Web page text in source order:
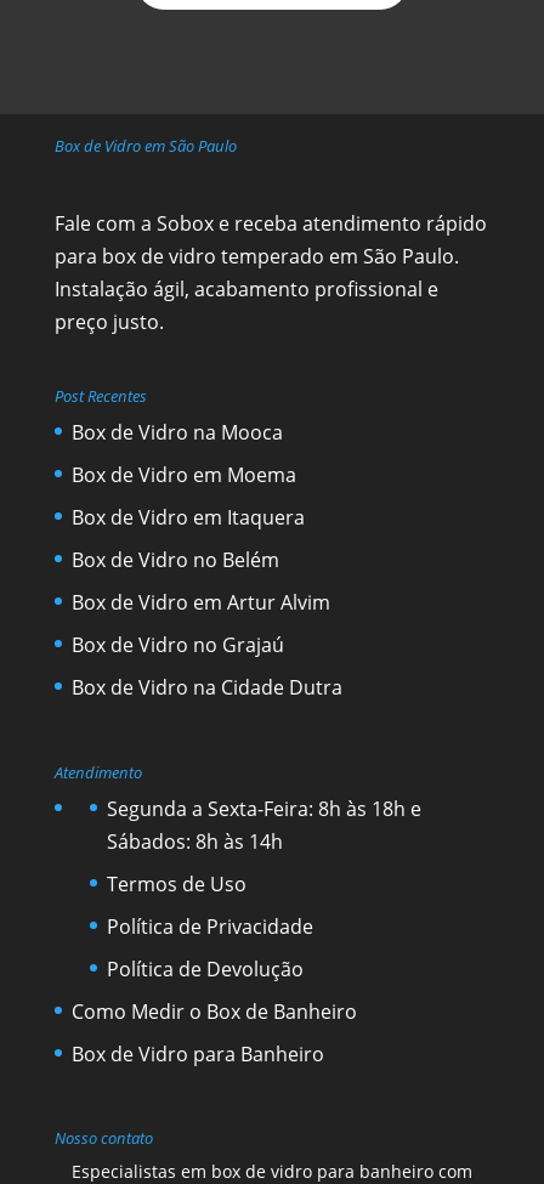
Box de Vidro em São Paulo
Fale com a Sobox e receba atendimento rápido
para box de vidro temperado em São Paulo.
Instalação ágil, acabamento profissional e
preço justo.
Post Recentes
Box de Vidro na Mooca
Box de Vidro em Moema
Box de Vidro em Itaquera
Box de Vidro no Belém
Box de Vidro em Artur Alvim
Box de Vidro no Grajaú
Box de Vidro na Cidade Dutra
Atendimento
Segunda a Sexta-Feira: 8h às 18h e
Sábados: 8h às 14h
Termos de Uso
Política de Privacidade
Política de Devolução
Como Medir o Box de Banheiro
Box de Vidro para Banheiro
Nosso contato
Especialistas em box de vidro para banheiro com